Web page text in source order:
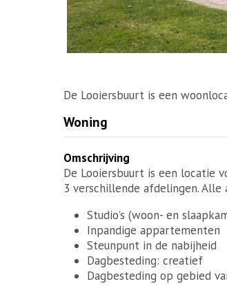
De Looiersbuurt is een
Woning
Omschrijving
De Looiersbuurt is een locatie
3 verschillende afdelingen.
Studio's (woon- en
Inpandige appartementen
Steunpunt in de nabijheid
Dagbesteding: creatief
Dagbesteding op gebied